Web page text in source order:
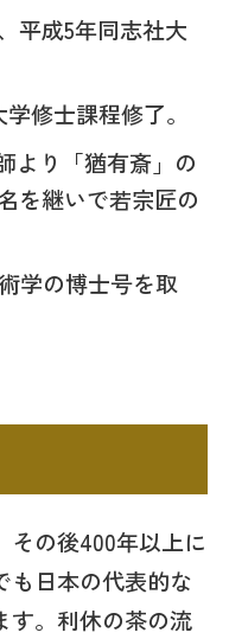
平成5年同志社大
修士課程修了。
より「猶有斎」の
を継いで若宗匠の
学の博士号を取
の後400年以上に
も日本の代表的な
す。利休の茶の流